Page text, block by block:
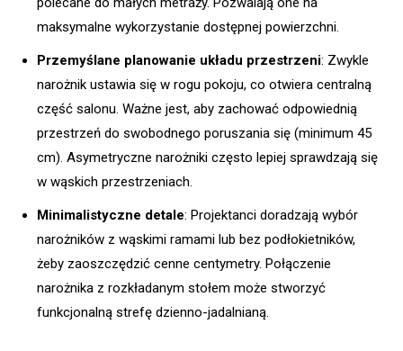
maksymalne wykorzystanie dostępnej powierzchni.
Przemyślane planowanie układu przestrzeni: Zwykle
narożnik ustawia się w rogu pokoju, co otwiera centralną
część salonu. Ważne jest, aby zachować odpowiednią
przestrzeń do swobodnego poruszania się (minimum 45
cm). Asymetryczne narożniki często lepiej sprawdzają się
w wąskich przestrzeniach.
Minimalistyczne detale: Projektanci doradzają wybór
narożników z wąskimi ramami lub bez podłokietników,
żeby zaoszczędzić cenne centymetry. Połączenie
narożnika z rozkładanym stołem może stworzyć
funkcjonalną strefę dzienno-jadalnianą.